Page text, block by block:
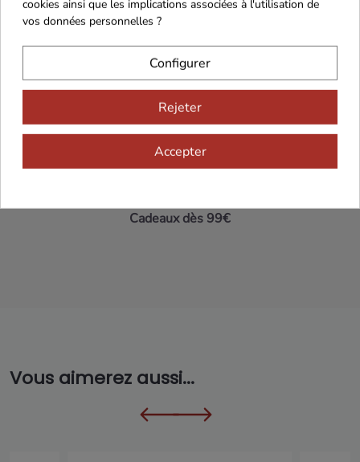
Franco de port 79€ Livraison 24h/48h
Cadeaux dès 99€
Vous aimerez aussi...
cookies ainsi que les implications associées à l'utilisation de
vos données personnelles ?
Configurer
Rejeter
Accepter